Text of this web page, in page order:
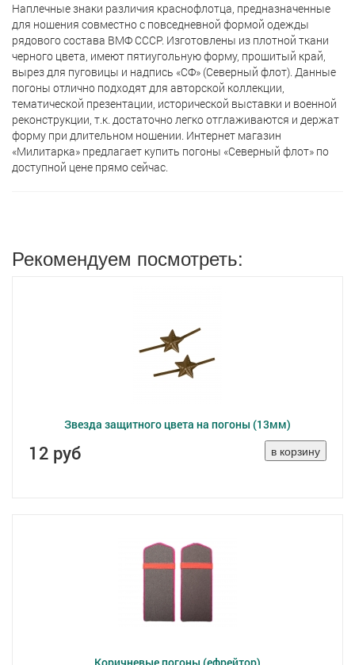
Наплечные знаки различия краснофлотца, предназначенные
для ношения совместно с повседневной формой одежды
рядового состава ВМФ СССР. Изготовлены из плотной ткани
черного цвета, имеют пятиугольную форму, прошитый край,
вырез для пуговицы и надпись «СФ» (Северный флот). Данные
погоны отлично подходят для авторской коллекции,
тематической презентации, исторической выставки и военной
реконструкции, т.к. достаточно легко отглаживаются и держат
форму при длительном ношении. Интернет магазин
«Милитарка» предлагает кyпить погоны «Северный флот» по
доступной цене прямо сейчас.
Рекомендуем посмотреть:
Звезда защитного цвета на погоны (13мм)
12 руб